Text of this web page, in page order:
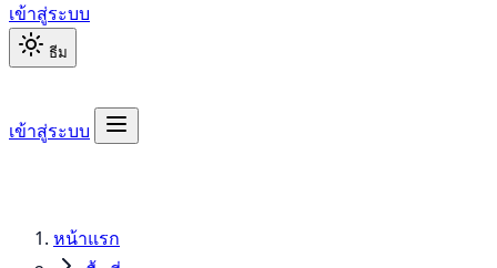
เข้าสู่ระบบ
ธีม
เข้าสู่ระบบ
หน้าแรก